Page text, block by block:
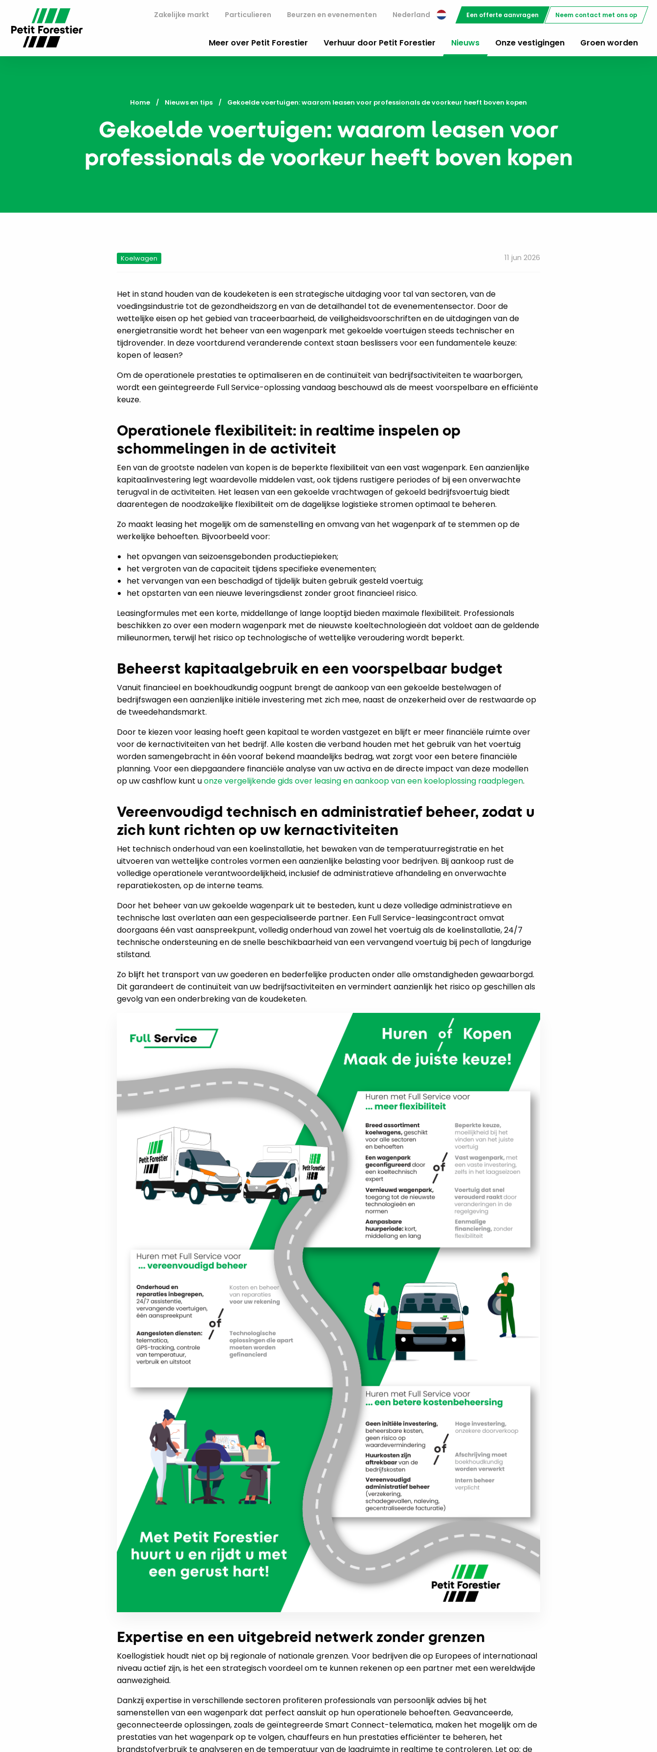
Zakelijke markt Particulieren Beurzen en evenementen Nederland Een offerte aanvragen Neem contact met ons op
Meer over Petit Forestier Verhuur door Petit Forestier Nieuws Onze vestigingen Groen worden
Home Nieuws en tips Current:
Gekoelde voertuigen: waarom leasen voor professionals de voorkeur heeft boven kopen
Gekoelde voertuigen: waarom leasen voor
professionals de voorkeur heeft boven kopen
Koelwagen 11 jun 2026
Het in stand houden van de koudeketen is een strategische uitdaging voor tal van sectoren, van de
voedingsindustrie tot de gezondheidszorg en van de detailhandel tot de evenementensector. Door de
wettelijke eisen op het gebied van traceerbaarheid, de veiligheidsvoorschriften en de uitdagingen van de
energietransitie wordt het beheer van een wagenpark met gekoelde voertuigen steeds technischer en
tijdrovender. In deze voortdurend veranderende context staan beslissers voor een fundamentele keuze:
kopen of leasen?
Om de operationele prestaties te optimaliseren en de continuïteit van bedrijfsactiviteiten te waarborgen,
wordt een geïntegreerde Full Service-oplossing vandaag beschouwd als de meest voorspelbare en efficiënte
keuze.
Operationele flexibiliteit: in realtime inspelen op
schommelingen in de activiteit
Een van de grootste nadelen van kopen is de beperkte flexibiliteit van een vast wagenpark. Een aanzienlijke
kapitaalinvestering legt waardevolle middelen vast, ook tijdens rustigere periodes of bij een onverwachte
terugval in de activiteiten. Het leasen van een gekoelde vrachtwagen of gekoeld bedrijfsvoertuig biedt
daarentegen de noodzakelijke flexibiliteit om de dagelijkse logistieke stromen optimaal te beheren.
Zo maakt leasing het mogelijk om de samenstelling en omvang van het wagenpark af te stemmen op de
werkelijke behoeften. Bijvoorbeeld voor:
het opvangen van seizoensgebonden productiepieken;
het vergroten van de capaciteit tijdens specifieke evenementen;
het vervangen van een beschadigd of tijdelijk buiten gebruik gesteld voertuig;
het opstarten van een nieuwe leveringsdienst zonder groot financieel risico.
Leasingformules met een korte, middellange of lange looptijd bieden maximale flexibiliteit. Professionals
beschikken zo over een modern wagenpark met de nieuwste koeltechnologieën dat voldoet aan de geldende
milieunormen, terwijl het risico op technologische of wettelijke veroudering wordt beperkt.
Beheerst kapitaalgebruik en een voorspelbaar budget
Vanuit financieel en boekhoudkundig oogpunt brengt de aankoop van een gekoelde bestelwagen of
bedrijfswagen een aanzienlijke initiële investering met zich mee, naast de onzekerheid over de restwaarde op
de tweedehandsmarkt.
Door te kiezen voor leasing hoeft geen kapitaal te worden vastgezet en blijft er meer financiële ruimte over
voor de kernactiviteiten van het bedrijf. Alle kosten die verband houden met het gebruik van het voertuig
worden samengebracht in één vooraf bekend maandelijks bedrag, wat zorgt voor een betere financiële
planning. Voor een diepgaandere financiële analyse van uw activa en de directe impact van deze modellen
op uw cashflow kunt uonze vergelijkende gids over leasing en aankoop van een koeloplossing raadplegen.
Vereenvoudigd technisch en administratief beheer, zodat u
zich kunt richten op uw kernactiviteiten
Het technisch onderhoud van een koelinstallatie, het bewaken van de temperatuurregistratie en het
uitvoeren van wettelijke controles vormen een aanzienlijke belasting voor bedrijven. Bij aankoop rust de
volledige operationele verantwoordelijkheid, inclusief de administratieve afhandeling en onverwachte
reparatiekosten, op de interne teams.
Door het beheer van uw gekoelde wagenpark uit te besteden, kunt u deze volledige administratieve en
technische last overlaten aan een gespecialiseerde partner. Een Full Service-leasingcontract omvat
doorgaans één vast aanspreekpunt, volledig onderhoud van zowel het voertuig als de koelinstallatie, 24/7
technische ondersteuning en de snelle beschikbaarheid van een vervangend voertuig bij pech of langdurige
stilstand.
Zo blijft het transport van uw goederen en bederfelijke producten onder alle omstandigheden gewaarborgd.
Dit garandeert de continuïteit van uw bedrijfsactiviteiten en vermindert aanzienlijk het risico op geschillen als
gevolg van een onderbreking van de koudeketen.
Expertise en een uitgebreid netwerk zonder grenzen
Koellogistiek houdt niet op bij regionale of nationale grenzen. Voor bedrijven die op Europees of internationaal
niveau actief zijn, is het een strategisch voordeel om te kunnen rekenen op een partner met een wereldwijde
aanwezigheid.
Dankzij expertise in verschillende sectoren profiteren professionals van persoonlijk advies bij het
samenstellen van een wagenpark dat perfect aansluit op hun operationele behoeften. Geavanceerde,
geconnecteerde oplossingen, zoals de geïntegreerde Smart Connect-telematica, maken het mogelijk om de
prestaties van het wagenpark op te volgen, chauffeurs en hun prestaties efficiënter te beheren, het
brandstofverbruik te analyseren en de temperatuur van de laadruimte in realtime te controleren. Let op: de